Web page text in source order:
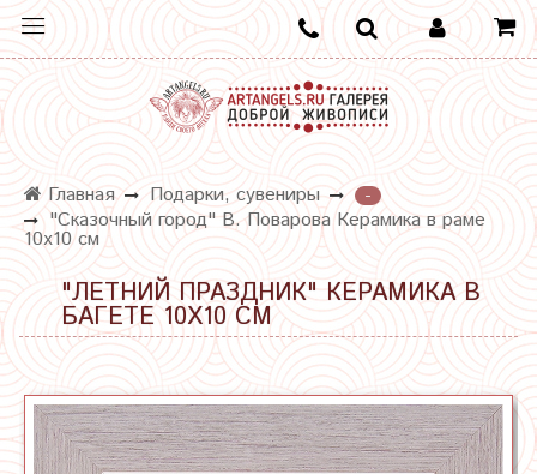
Главная Подарки, сувениры
-
"Сказочный город" В. Поварова Керамика в раме
10х10 см
"ЛЕТНИЙ ПРАЗДНИК" КЕРАМИКА В
БАГЕТЕ 10Х10 СМ